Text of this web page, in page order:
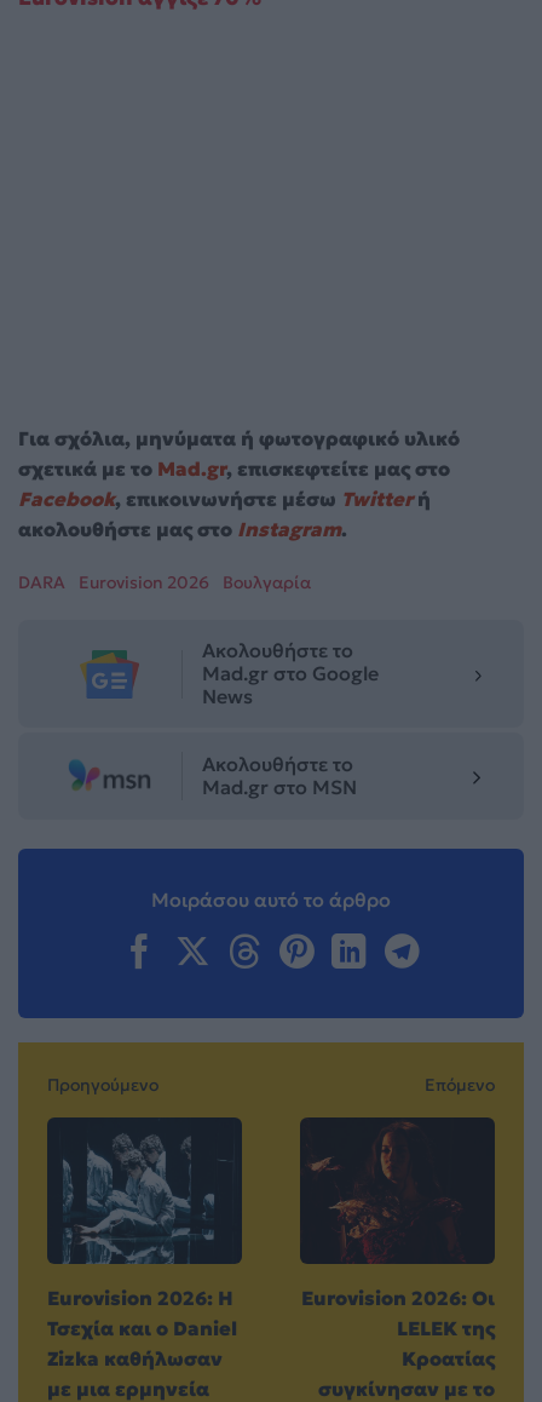
Για σχόλια, μηνύματα ή φωτογραφικό υλικό
σχετικά με το Mad.gr, επισκεφτείτε μας στο
Facebook, επικοινωνήστε μέσω Twitterή
ακολουθήστε μας στο Instagram.
DARA Eurovision 2026 Βουλγαρία
Ακολουθήστε το
Mad.gr στο Google
News
Ακολουθήστε το
Mad.gr στο MSN
Μοιράσου αυτό το άρθρο
Προηγούμενο
Eurovision 2026: Η
Τσεχία και ο Daniel
Zizka καθήλωσαν
με μια ερμηνεία
Επόμενο
Eurovision 2026: Οι
LELEK της
Κροατίας
συγκίνησαν με το